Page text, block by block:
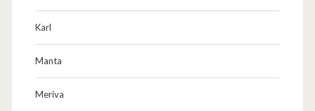
Karl
Manta
Meriva